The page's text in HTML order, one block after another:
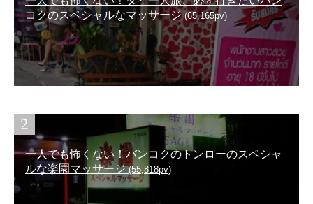
コクのスペシャルなマッサージ(65,165pv)
一人でも怖くない！バンコクのトンローのスペシャ
ルな楽園マッサージ(55,818pv)